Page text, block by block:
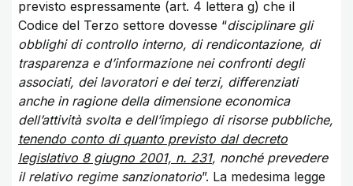
previsto espressamente (art. 4 lettera g) che il
Codice del Terzo settore dovesse “disciplinare gli
obblighi di controllo interno, di rendicontazione, di
trasparenza e d’informazione nei confronti degli
associati, dei lavoratori e dei terzi, differenziati
anche in ragione della dimensione economica
dell’attività svolta e dell’impiego di risorse pubbliche,
tenendo conto di quanto previsto dal decreto
legislativo 8 giugno 2001, n. 231, nonché prevedere
il relativo regime sanzionatorio”. La medesima legge